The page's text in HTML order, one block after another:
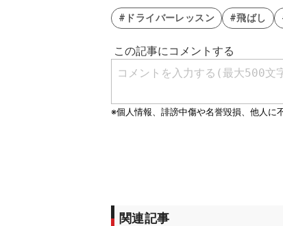
#ドライバーレッスン #飛ばし
関連記事